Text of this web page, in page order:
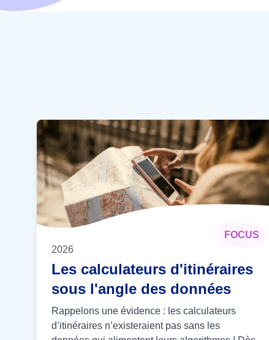
FOCUS
2026
Les calculateurs d'itinéraires
sous l'angle des données
Rappelons une évidence : les calculateurs
d’itinéraires n’existeraient pas sans les